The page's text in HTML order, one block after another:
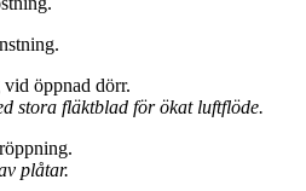
vid öppnad dörr.
stora fläktblad för ökat luftflöde.
plåtar.